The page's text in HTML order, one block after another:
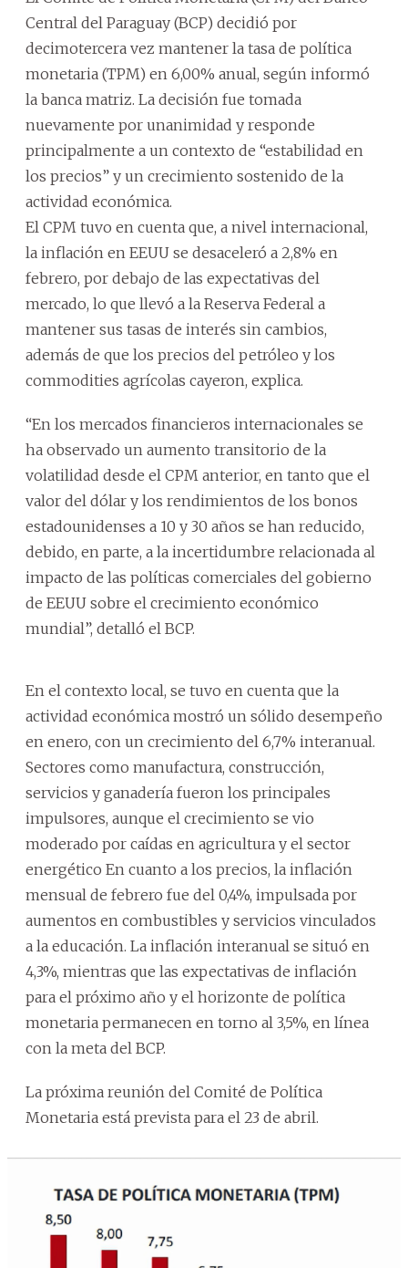
Central del Paraguay (BCP) decidió por
decimotercera vez mantener la tasa de política
monetaria (TPM) en 6,00% anual, según informó
la banca matriz. La decisión fue tomada
nuevamente por unanimidad y responde
principalmente a un contexto de “estabilidad en
los precios” y un crecimiento sostenido de la
actividad económica.
El CPM tuvo en cuenta que, a nivel internacional,
la inflación en EEUU se desaceleró a 2,8% en
febrero, por debajo de las expectativas del
mercado, lo que llevó a la Reserva Federal a
mantener sus tasas de interés sin cambios,
además de que los precios del petróleo y los
commodities agrícolas cayeron, explica.
“En los mercados financieros internacionales se
ha observado un aumento transitorio de la
volatilidad desde el CPM anterior, en tanto que el
valor del dólar y los rendimientos de los bonos
estadounidenses a 10 y 30 años se han reducido,
debido, en parte, a la incertidumbre relacionada al
impacto de las políticas comerciales del gobierno
de EEUU sobre el crecimiento económico
mundial”, detalló el BCP.
En el contexto local, se tuvo en cuenta que la
actividad económica mostró un sólido desempeño
en enero, con un crecimiento del 6,7% interanual.
Sectores como manufactura, construcción,
servicios y ganadería fueron los principales
impulsores, aunque el crecimiento se vio
moderado por caídas en agricultura y el sector
energético En cuanto a los precios, la inflación
mensual de febrero fue del 0,4%, impulsada por
aumentos en combustibles y servicios vinculados
a la educación. La inflación interanual se situó en
4,3%, mientras que las expectativas de inflación
para el próximo año y el horizonte de política
monetaria permanecen en torno al 3,5%, en línea
con la meta del BCP.
La próxima reunión del Comité de Política
Monetaria está prevista para el 23 de abril.